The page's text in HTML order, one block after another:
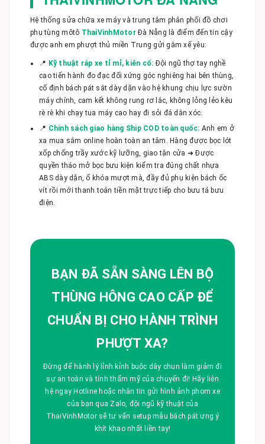
Hệ thống sửa chữa xe máy và trung tâm phân phối đồ chơi
phụ tùng môtô ThaiVinhMotorĐà Nẵng là điểm đến tin cậy
được anh em phượt thủ miền Trung gửi gắm xế yêu:
📍 Kỹ thuật ráp xe tỉ mỉ, kiên cố: Đội ngũ thợ tay nghề
cao tiến hành đo đạc đối xứng góc nghiêng hai bên thùng,
cố định bách pát sắt dày dặn vào hệ khung chịu lực sườn
máy chính, cam kết không rung rơ lắc, không lỏng lẻo kêu
rè rè khi chạy tua máy cao hay đi sỏi đá dằn xóc.
📍 Chính sách giao hàng Ship COD toàn quốc: Anh em ở
xa mua sắm online hoàn toàn an tâm. Hàng được bọc lót
xốp chống trầy xước kỹ lưỡng, giao tận cửa ➜ Được
quyền tháo mở bọc bưu kiện kiểm tra đúng chất nhựa
ABS dày dặn, ổ khóa mượt mà, đầy đủ phụ kiện bách ốc
vít rồi mới thanh toán tiền mặt trực tiếp cho bưu tá bưu
điện.
BẠN ĐÃ SẴN SÀNG LÊN BỘ
THÙNG HÔNG CAO CẤP ĐỂ
CHUẨN BỊ CHO HÀNH TRÌNH
PHƯỢT XA?
Đừng để hành lý lỉnh kỉnh buộc dây chun làm giảm đi
sự an toàn và tính thẩm mỹ của chuyến đi! Hãy liên
hệ ngay Hotline hoặc nhắn tin gửi hình ảnh phom xe
của bạn qua Zalo, đội ngũ kỹ thuật của
ThaiVinhMotor sẽ tư vấn setup mẫu bách pát ưng ý
khít khao nhất liền tay!